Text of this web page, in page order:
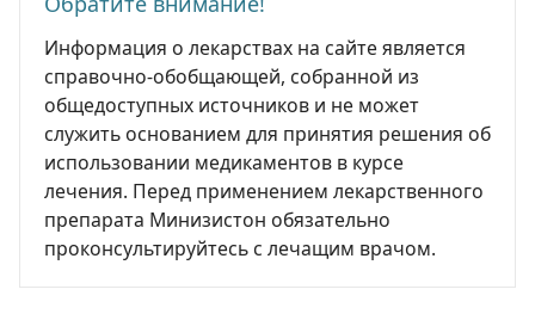
Информация о лекарствах на сайте является
справочно-обобщающей, собранной из
общедоступных источников и не может
служить основанием для принятия решения об
использовании медикаментов в курсе
лечения. Перед применением лекарственного
препарата Минизистон обязательно
проконсультируйтесь с лечащим врачом.